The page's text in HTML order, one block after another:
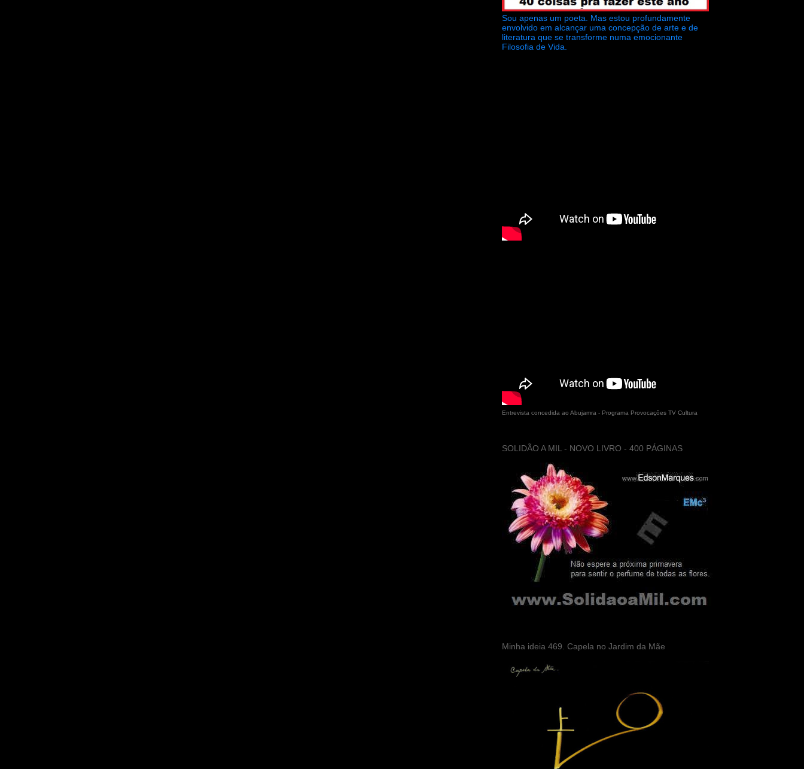
Sou apenas um poeta. Mas estou profundamente
envolvido em alcançar uma concepção de arte e de
literatura que se transforme numa emocionante
Filosofia de Vida.
Entrevista concedida ao Abujamra - Programa Provocações TV Cultura
SOLIDÃO A MIL - NOVO LIVRO - 400 PÁGINAS
Minha ideia 469. Capela no Jardim da Mãe